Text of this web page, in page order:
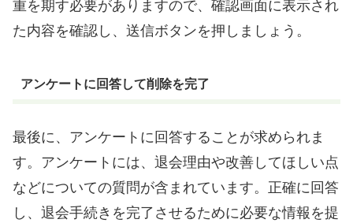
重を期す必要がありますので、確認画面に表示され
た内容を確認し、送信ボタンを押しましょう。
アンケートに回答して削除を完了
最後に、アンケートに回答することが求められま
す。アンケートには、退会理由や改善してほしい点
などについての質問が含まれています。正確に回答
し、退会手続きを完了させるために必要な情報を提